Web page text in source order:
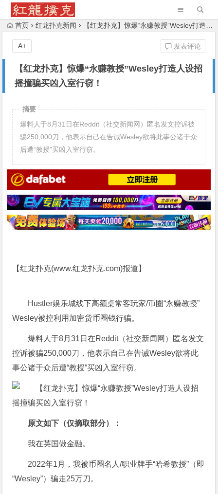
首页 红龙扑克新闻 【红龙扑克】惊爆“永赚教授”Wesley打造人设招摇撞骗买凶入室行窃！
【红龙扑克】惊爆“永赚教授”Wesley打造人设招
摇撞骗买凶入室行窃！
发表评论
A+
摘要
爆料人于8月31日在Reddit（社交新闻网）匿名发文控诉被
骗250,000刀，他表示自己在告诫Wesley欲将此事公诸于众
后遭“教授”买凶入室行窃。
【红龙扑克(www.红龙扑克.com)报道】
Hustler娱乐城线下高额桌常客玩家/币圈“永赚教授”
Wesley被控利用加密货币圈钱行骗。
爆料人于8月31日在Reddit（社交新闻网）匿名发文
控诉被骗250,000刀，他表示自己在告诫Wesley欲将此
事公诸于众后遭“教授”买凶入室行窃。
原文如下（仅摘取部分）：
我在英国做金融。
2022年1月，我被币圈名人/职业牌手“哈希教授”（即
“Wesley”）骗走25万刀。